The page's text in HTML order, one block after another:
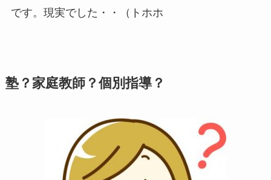
です。現実でした・・（トホホ
塾？家庭教師？個別指導？